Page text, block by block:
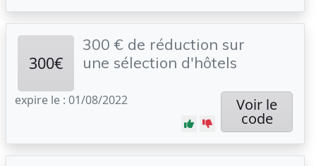
300€
300 € de réduction sur
une sélection d'hôtels
expire le : 01/08/2022 Voir le
code